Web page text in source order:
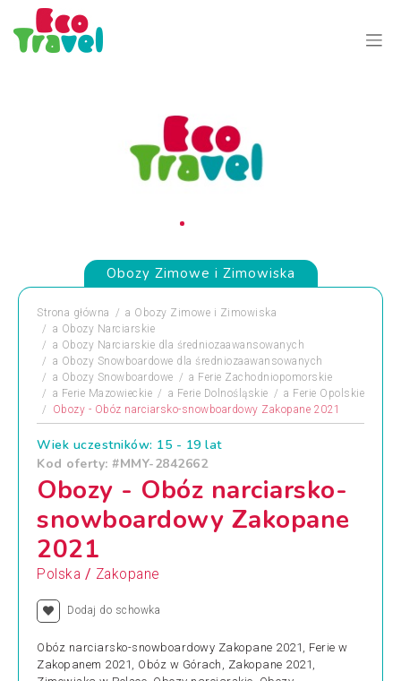
Obozy Zimowe i Zimowiska
Strona główna a Obozy Zimowe i Zimowiska
a Obozy Narciarskie
a Obozy Narciarskie dla średniozaawansowanych
a Obozy Snowboardowe dla średniozaawansowanych
a Obozy Snowboardowe a Ferie Zachodniopomorskie
a Ferie Mazowieckie a Ferie Dolnośląskie a Ferie Opolskie
Obozy - Obóz narciarsko-snowboardowy Zakopane 2021
Wiek uczestników: 15 - 19 lat
Kod oferty: #MMY-2842662
Obozy - Obóz narciarsko-
snowboardowy Zakopane
2021
Polska / Zakopane
Dodaj do schowka
Obóz narciarsko-snowboardowy Zakopane 2021, Ferie w
Zakopanem 2021, Obóz w Górach, Zakopane 2021,